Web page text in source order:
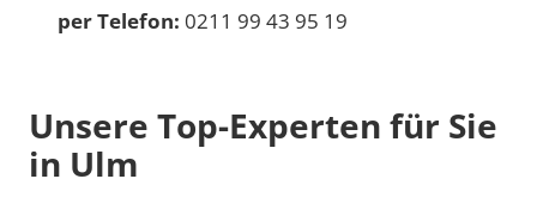
per Telefon: 0211 99 43 95 19
Unsere Top-Experten für Sie
in Ulm